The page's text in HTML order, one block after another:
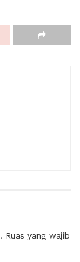
Ruas yang wajib